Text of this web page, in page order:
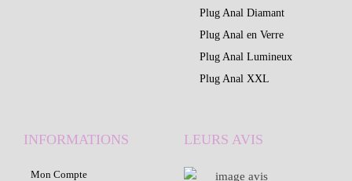
Plug Anal Diamant
Plug Anal en Verre
Plug Anal Lumineux
Plug Anal XXL
INFORMATIONS
Mon Compte
LEURS AVIS